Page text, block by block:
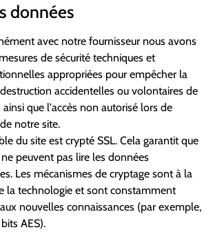
données
avec notre fournisseur nous avons
de sécurité techniques et
appropriées pour empêcher la
accidentelles ou volontaires de
que l'accès non autorisé lors de
notre site.
du site est crypté SSL. Cela garantit que
peuvent pas lire les données
Les mécanismes de cryptage sont à la
la technologie et sont constamment
nouvelles connaissances (par exemple,
AES).